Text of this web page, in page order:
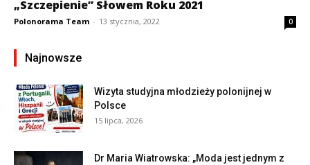
„Szczepienie” Słowem Roku 2021
Polonorama Team - 13 stycznia, 2022 0
Najnowsze
Wizyta studyjna młodzieży polonijnej w
Polsce
15 lipca, 2026
Dr Maria Wiatrowska: „Moda jest jednym z